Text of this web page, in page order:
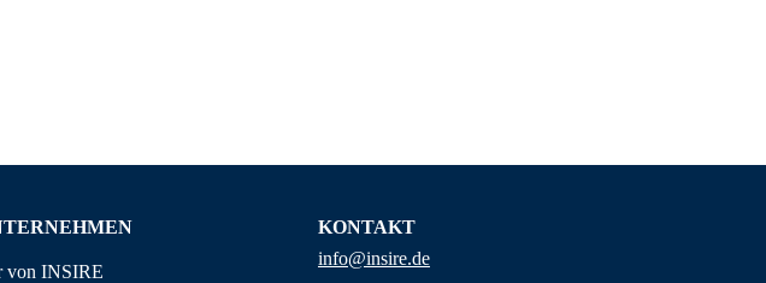
von INSIRE
KONTAKT
info@insire.de